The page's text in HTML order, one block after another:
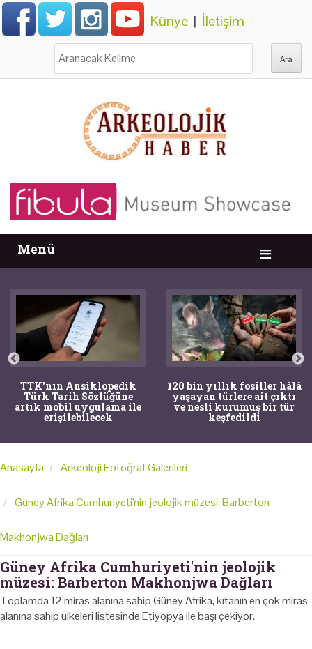
Künye | İletişim
Menü
TTK'nın Ansiklopedik
Türk Tarih Sözlüğüne
artık mobil uygulama ile
erişilebilecek
120 bin yıllık fosiller hâlâ
yaşayan türlere ait çıktı
ve nesli kurumuş bir tür
keşfedildi
Anasayfa Arkeoloji Fotoğraf Galerileri
Güney Afrika Cumhuriyeti'nin jeolojik müzesi: Barberton
Makhonjwa Dağları
Güney Afrika Cumhuriyeti'nin jeolojik
müzesi: Barberton Makhonjwa Dağları
Toplamda 12 miras alanına sahip Güney Afrika, kıtanın en çok miras
alanına sahip ülkeleri listesinde Etiyopya ile başı çekiyor.